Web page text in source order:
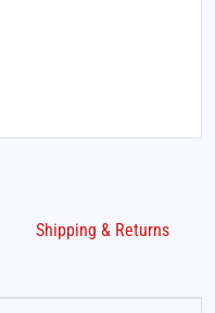
Shipping & Returns